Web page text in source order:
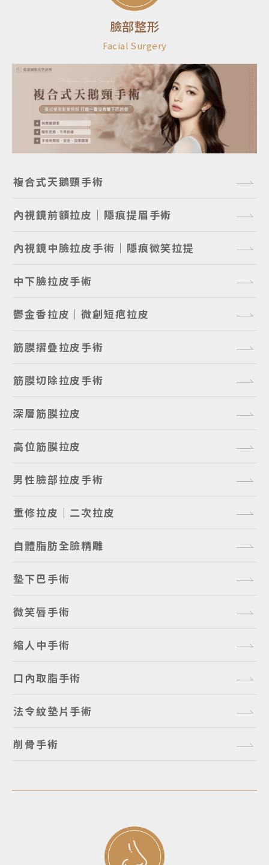
臉部整形
Facial Surgery
複合式天鵝頸手術
內視鏡前額拉皮｜隱痕提眉手術
內視鏡中臉拉皮手術｜隱痕微笑拉提
中下臉拉皮手術
鬱金香拉皮｜微創短疤拉皮
筋膜摺疊拉皮手術
筋膜切除拉皮手術
深層筋膜拉皮
高位筋膜拉皮
男性臉部拉皮手術
重修拉皮｜二次拉皮
自體脂肪全臉精雕
墊下巴手術
微笑唇手術
縮人中手術
口內取脂手術
法令紋墊片手術
削骨手術